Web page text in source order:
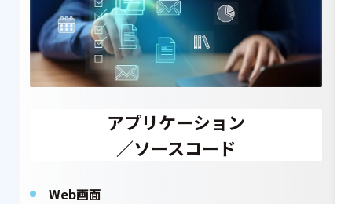
アプリケーション
／ソースコード
Web画面